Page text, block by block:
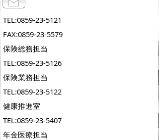
TEL:0859-23-5121
FAX:0859-23-5579
保険総務担当
TEL:0859-23-5126
保険業務担当
TEL:0859-23-5122
健康推進室
TEL:0859-23-5407
年金医療担当